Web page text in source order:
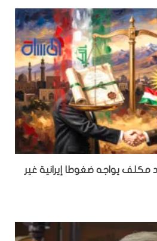
مكلف يواجه ضغوطا إيرانية غير